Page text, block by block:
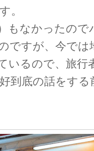
。
もなかったので
ですが、今では
いるので、旅行
到底の話をする